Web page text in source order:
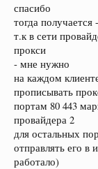
спасибо
тогда получается -
т.к в сети
прокси
- мне нужно
на каждом
прописывать
портам 80 443
провайдера 2
для остальных
отправлять его в
работало)